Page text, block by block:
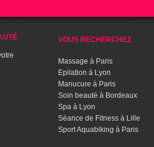
VOUS RECHERCHEZ
Massage à Paris
Epilation à Lyon
Manucure à Paris
Soin beauté à Bordeaux
Spa à Lyon
Séance de Fitness à Lille
Sport Aquabiking à Paris